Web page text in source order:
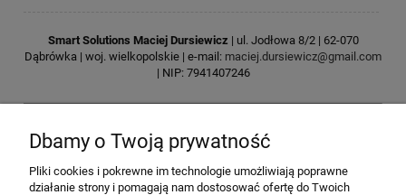
Smart Solutions Maciej Dursiewicz | ul. Jodłowa 8/2 | 62-070
Dąbrówka | woj. wielkopolskie | e-mail: maciej.dursiewicz@gmail.com
| NIP: 7941407246
Tel.+48 601 926 927
LEKARSKA
Dbamy o Twoją prywatność
Pliki cookies i pokrewne im technologie umożliwiają poprawne
działanie strony i pomagają nam dostosować ofertę do Twoich